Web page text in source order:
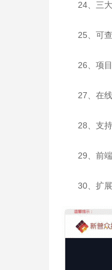
24、三
25、可
26、项
27、在
28、支
29、前
30、扩